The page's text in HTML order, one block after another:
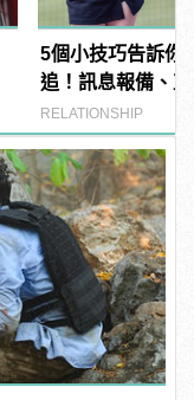
5個小技巧告訴你
追！訊息報備、
RELATIONSHIP